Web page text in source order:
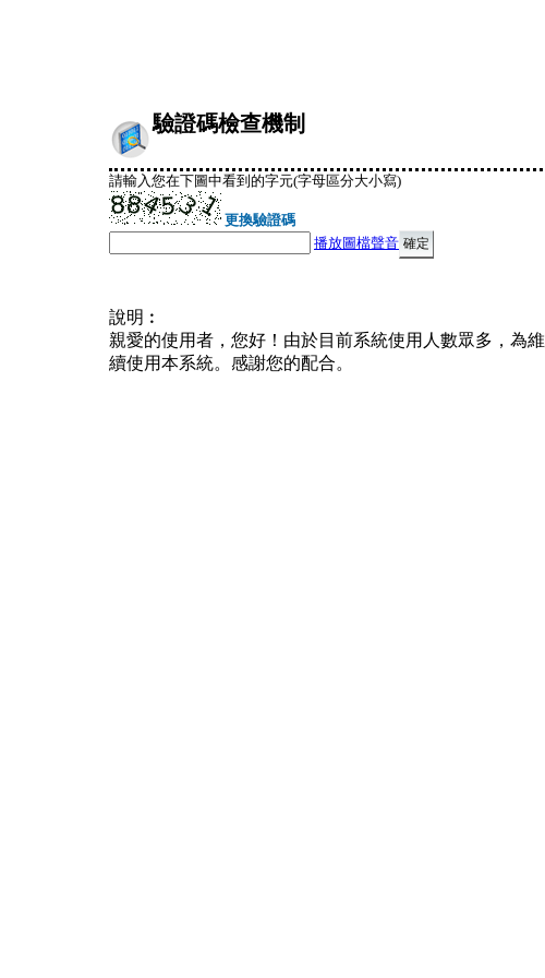
驗證碼檢查機制
請輸入您在下圖中看到的字元(字母區分大小寫)
更換驗證碼
播放圖檔聲音
說明︰
親愛的使用者，您好！由於目前系統使用人數眾多，為
續使用本系統。感謝您的配合。